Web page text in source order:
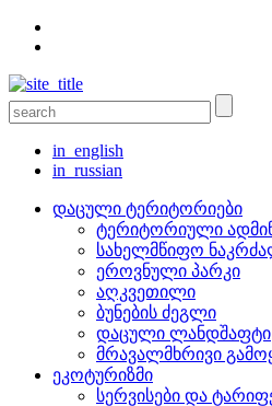
in_english
in_russian
დაცული ტერიტორიები
ტერიტორიული
სახელმწიფო
ეროვნული პარკი
აღკვეთილი
ბუნების ძეგლი
დაცული ლანდშაფტი
მრავალმხრივი
ეკოტურიზმი
სერვისები და